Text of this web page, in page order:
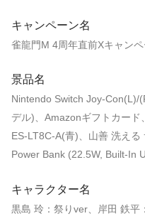
キャンペーン名
雀龍門M 4周年直前Xキャンペ
景品名
Nintendo Switch Joy-Con(L)/
デル)、Amazonギフトカード
ES-LT8C-A(青)、山善 洗え
Power Bank (22.5W, Built-In
キャラクター名
黒島 玲：祭りver、岸田 鉄平